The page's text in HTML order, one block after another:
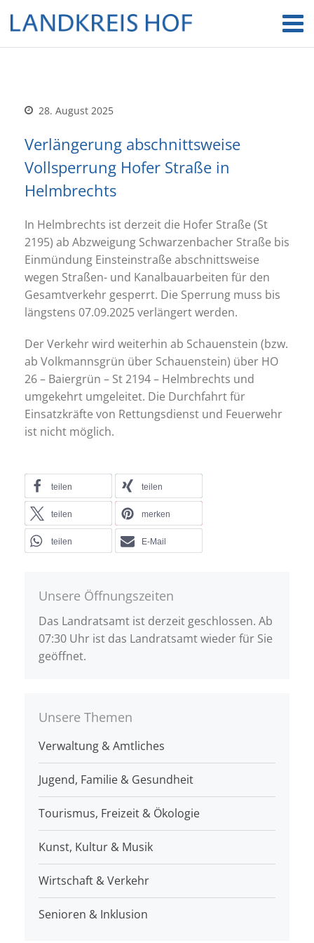
28. August 2025
Verlängerung abschnittsweise
Vollsperrung Hofer Straße in
Helmbrechts
In Helmbrechts ist derzeit die Hofer Straße (St
2195) ab Abzweigung Schwarzenbacher Straße bis
Einmündung Einsteinstraße abschnittsweise
wegen Straßen- und Kanalbauarbeiten für den
Gesamtverkehr gesperrt. Die Sperrung muss bis
längstens 07.09.2025 verlängert werden.
Der Verkehr wird weiterhin ab Schauenstein (bzw.
ab Volkmannsgrün über Schauenstein) über HO
26 – Baiergrün – St 2194 – Helmbrechts und
umgekehrt umgeleitet. Die Durchfahrt für
Einsatzkräfte von Rettungsdienst und Feuerwehr
ist nicht möglich.
teilen teilen
teilen merken
teilen E-Mail
Unsere Öffnungszeiten
Das Landratsamt ist derzeit geschlossen. Ab
07:30 Uhr ist das Landratsamt wieder für Sie
geöffnet.
Unsere Themen
Verwaltung & Amtliches
Jugend, Familie & Gesundheit
Tourismus, Freizeit & Ökologie
Kunst, Kultur & Musik
Wirtschaft & Verkehr
Senioren & Inklusion